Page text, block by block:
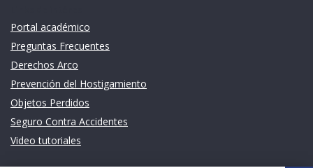
Portal académico
Preguntas Frecuentes
Derechos Arco
Prevención del Hostigamiento
Objetos Perdidos
Seguro Contra Accidentes
Video tutoriales